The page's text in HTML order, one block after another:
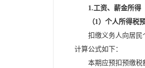
1.工资、薪金所得
（1）个人所得税
扣缴义务人向居民个
计算公式如下：
本期应预扣预缴税额